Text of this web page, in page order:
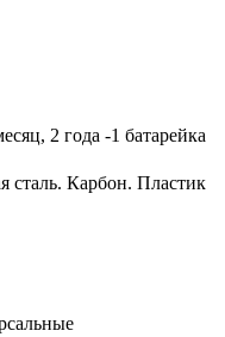
2 года -1 батарейка
сталь. Карбон. Пластик